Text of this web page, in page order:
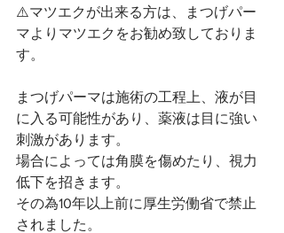
⚠️マツエクが出来る方は、まつげパー
マよりマツエクをお勧め致しておりま
す。
まつげパーマは施術の工程上、液が目
に入る可能性があり、薬液は目に強い
刺激があります。
場合によっては角膜を傷めたり、視力
低下を招きます。
その為10年以上前に厚生労働省で禁止
されました。